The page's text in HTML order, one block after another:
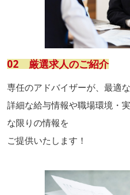
02 厳選求人のご紹介
専任のアドバイザーが、最適
詳細な給与情報や職場環境・
な限りの情報を
ご提供いたします！